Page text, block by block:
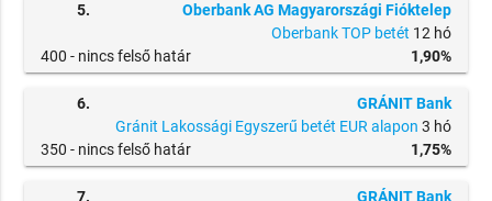
5.
Oberbank AG Magyarországi Fióktelep
Oberbank TOP betét 12 hó
400 - nincs felső határ 1,90%
6.
GRÁNIT Bank
Gránit Lakossági Egyszerű betét EUR alapon 3 hó
350 - nincs felső határ 1,75%
7.
GRÁNIT Bank